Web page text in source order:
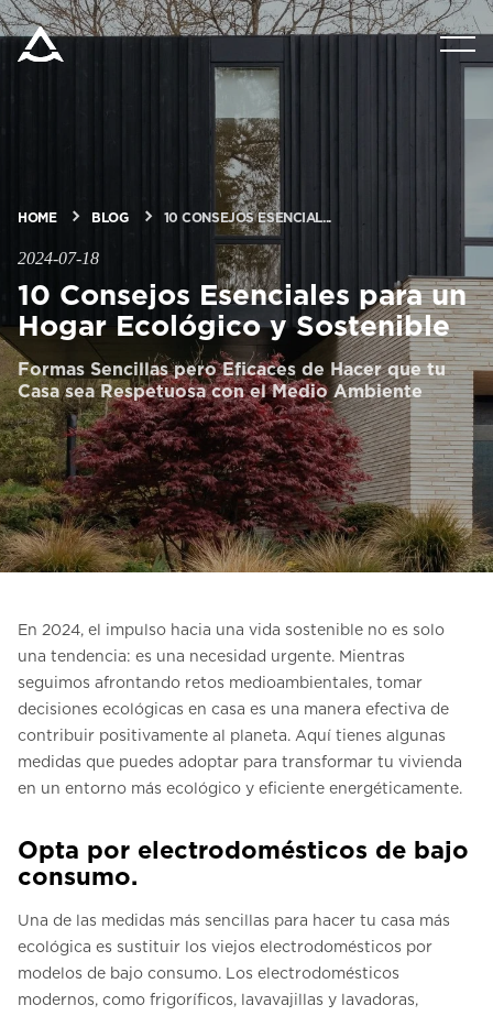
PRODUCTOS
BLOG Y NOTICIAS
ACERCA DE ARITCO
PROFESIONALES
Pedir un HomeKit digital
Contacte con nosotros
Pedir una estimación de precio
FAQ
HOME BLOG 10 CONSEJOS ESENCIAL...
2024-07-18
10 Consejos Esenciales para un
Hogar Ecológico y Sostenible
Formas Sencillas pero Eficaces de Hacer que tu
Casa sea Respetuosa con el Medio Ambiente
En 2024, el impulso hacia una vida sostenible no es solo
una tendencia: es una necesidad urgente. Mientras
seguimos afrontando retos medioambientales, tomar
decisiones ecológicas en casa es una manera efectiva de
contribuir positivamente al planeta. Aquí tienes algunas
medidas que puedes adoptar para transformar tu vivienda
en un entorno más ecológico y eficiente energéticamente.
Opta por electrodomésticos de bajo
consumo.
Una de las medidas más sencillas para hacer tu casa más
ecológica es sustituir los viejos electrodomésticos por
modelos de bajo consumo. Los electrodomésticos
modernos, como frigoríficos, lavavajillas y lavadoras,